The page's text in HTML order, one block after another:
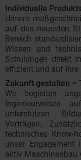
Individuelle
Unsere
auf den neuesten
Bereich
Wissen und
Schulungen direkt
effizient und auf
Zukunft gestalten –
Wir begleiten
Ingenieurwesen
unterstützen
Vorträgen.
technisches Know-
unser
aktiv Maschinenbau